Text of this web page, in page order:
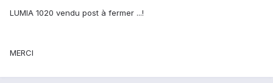
LUMIA 1020 vendu post à fermer ...!
MERCI